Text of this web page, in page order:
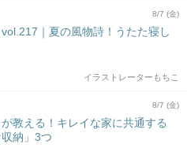
8/7 (金)
vol.217｜夏の風物詩！うたた寝し
イラストレーターもちこ
8/7 (金)
教える！キレイな家に共通する
収納」3つ